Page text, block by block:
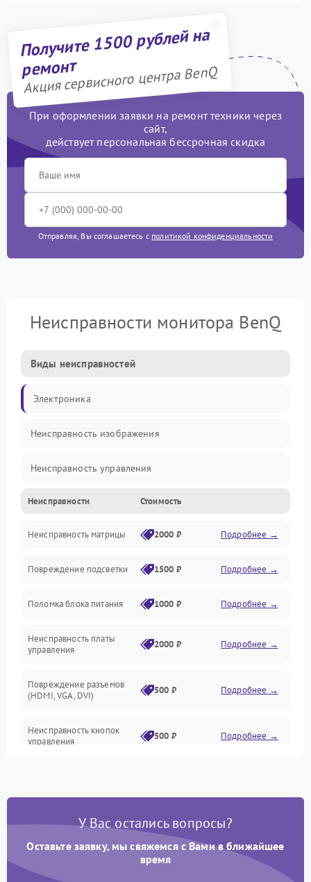
Получите 1500 рублей на
ремонт
Акция сервисного центра BenQ
При оформлении заявки на ремонт техники через
сайт,
действует персональная бессрочная скидка
Отправляя, Вы соглашаетесь с политикой конфиденциальности
Неисправности монитора BenQ
Виды неисправностей
Электроника
Неисправность изображения
Неисправность управления
Неисправность интерфейсов
Прочие неисправности
Неисправность звука
Механические повреждения
Неисправности Стоимость
Неисправность матрицы 2000 ₽ Подробнее →
Повреждение подсветки 1500 ₽ Подробнее →
Поломка блока питания 1000 ₽ Подробнее →
Неисправность платы
управления
2000 ₽ Подробнее →
Повреждение разъемов
(HDMI, VGA, DVI)
500 ₽ Подробнее →
Неисправность кнопок
управления
500 ₽ Подробнее →
питания
Подробнее →
защиты от перегрузок
1000 ₽ Подробнее →
У Вас остались вопросы?
Оставьте заявку, мы свяжемся с Вами в ближайшее
время